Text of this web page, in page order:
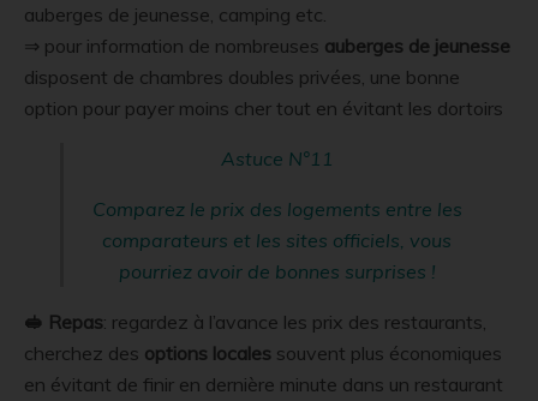
auberges de jeunesse, camping etc.
⇒ pour information de nombreuses auberges de jeunesse
disposent de chambres doubles privées, une bonne
option pour payer moins cher tout en évitant les dortoirs
Astuce N°11
Comparez le prix des logements entre les
comparateurs et les sites officiels, vous
pourriez avoir de bonnes surprises !
🥪 Repas: regardez à l’avance les prix des restaurants,
cherchez des options locales souvent plus économiques
en évitant de finir en dernière minute dans un restaurant